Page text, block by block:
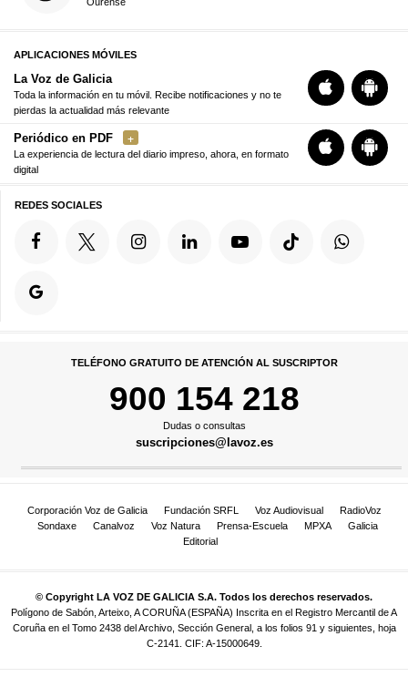
APLICACIONES MÓVILES
La Voz de Galicia
Toda la información en tu móvil. Recibe notificaciones y no te
pierdas la actualidad más relevante
Periódico en PDF
La experiencia de lectura del diario impreso, ahora, en formato
digital
REDES SOCIALES
TELÉFONO GRATUITO DE ATENCIÓN AL SUSCRIPTOR
900 154 218
Dudas o consultas
suscripciones@lavoz.es
Corporación Voz de Galicia Fundación SRFL Voz Audiovisual
RadioVoz
Sondaxe
Canalvoz Voz Natura Prensa-Escuela MPXA
Galicia
Editorial
© Copyright LA VOZ DE GALICIA S.A. Todos los derechos reservados.
Polígono de Sabón, Arteixo, A CORUÑA (ESPAÑA) Inscrita en el Registro Mercantil de A
Coruña en el Tomo 2438 del Archivo, Sección General, a los folios 91 y siguientes, hoja
C-2141. CIF: A-15000649.